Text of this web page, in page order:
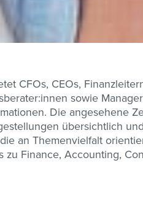
CFOs, CEOs,
sowie
Die angesehene
übersichtlich
an Themenvielfalt
zu Finance, Accounting,